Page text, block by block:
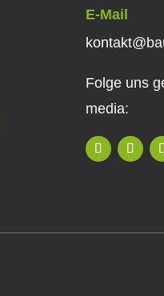
E-Mail
Folge uns
media: